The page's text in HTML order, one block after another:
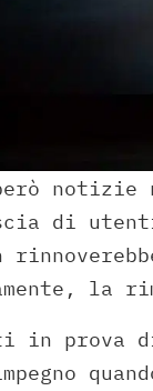
notizie
di
la
in prova